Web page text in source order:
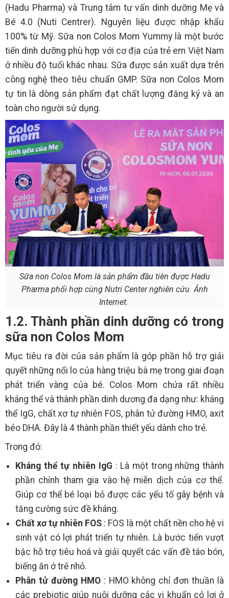
(Hadu Pharma) và Trung tâm tư vấn dinh dưỡng Mẹ và
Bé 4.0 (Nuti Centrer). Nguyên liệu được nhập khẩu
100% từ Mỹ. Sữa non Colos Mom Yummy là một bước
tiến dinh dưỡng phù hợp với cơ địa của trẻ em Việt Nam
ở nhiều độ tuổi khác nhau. Sữa được sản xuất dựa trên
công nghệ theo tiêu chuẩn GMP. Sữa non Colos Mom
tự tin là dòng sản phẩm đạt chất lượng đăng ký và an
toàn cho người sử dụng.
Sữa non Colos Mom là sản phẩm đầu tiên được Hadu
Pharma phối hợp cùng Nutri Center nghiên cứu. Ảnh
Internet.
1.2. Thành phần dinh dưỡng có trong
sữa non Colos Mom
Mục tiêu ra đời của sản phẩm là góp phần hỗ trợ giải
quyết những nổi lo của hàng triệu bà mẹ trong giai đoạn
phát triển vàng của bé. Colos Mom chứa rất nhiều
kháng thể và thành phần dinh dương đa dạng như: kháng
thể IgG, chất xơ tự nhiên FOS, phân tử đường HMO, axit
béo DHA. Đây là 4 thành phần thiết yếu dành cho trẻ.
Trong đó:
Kháng thể tự nhiên IgG : Là một trong những thành
phần chính tham gia vào hệ miễn dịch của cơ thể.
Giúp cơ thể bé loại bỏ được các yếu tố gây bệnh và
tăng cường sức đề kháng.
Chất xơ tự nhiên FOS : FOS là một chất nền cho hệ vi
sinh vật có lợi phát triển tự nhiên. Là bước tiến vượt
bậc hỗ trợ tiêu hoá và giải quyết các vấn đề táo bón,
biếng ăn ở trẻ nhỏ.
Phân tử đường HMO: HMO không chỉ đơn thuần là
các prebiotic giúp nuôi dưỡng các vi khuẩn có lợi ở